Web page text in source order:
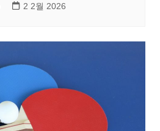
2 2월 2026